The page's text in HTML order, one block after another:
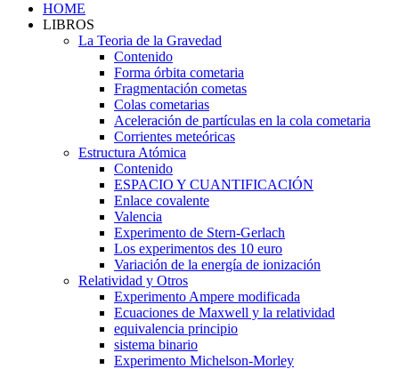
HOME
LIBROS
La Teoria de la Gravedad
Contenido
Forma órbita cometaria
Fragmentación cometas
Colas cometarias
Aceleración de partículas en la cola cometaria
Corrientes meteóricas
Estructura Atómica
Contenido
ESPACIO Y CUANTIFICACIÓN
Enlace covalente
Valencia
Experimento de Stern-Gerlach
Los experimentos des 10 euro
Variación de la energía de ionización
Relatividad y Otros
Experimento Ampere modificada
Ecuaciones de Maxwell y la relatividad
equivalencia principio
sistema binario
Experimento Michelson-Morley